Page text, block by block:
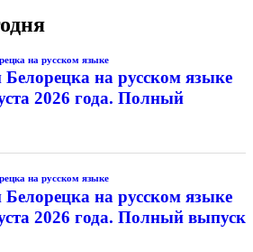
на русском языке
Белорецка на русском языке
2026 года. Полный
на русском языке
Белорецка на русском языке
2026 года. Полный выпуск